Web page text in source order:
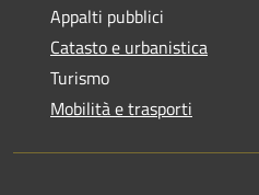
Appalti pubblici
Catasto e urbanistica
Turismo
Mobilità e trasporti